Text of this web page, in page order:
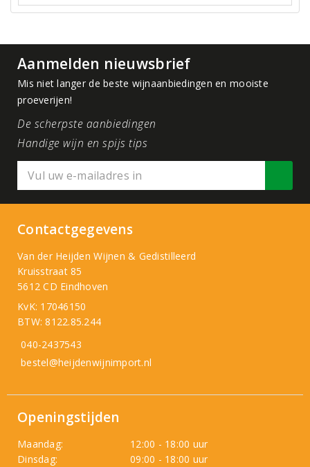
Aanmelden nieuwsbrief
Mis niet langer de beste wijnaanbiedingen en mooiste
proeverijen!
De scherpste aanbiedingen
Handige wijn en spijs tips
Contactgegevens
Van der Heijden Wijnen & Gedistilleerd
Kruisstraat 85
5612 CD Eindhoven
KvK: 17046150
BTW: 8122.85.244
040-2437543
bestel@heijdenwijnimport.nl
Openingstijden
Maandag:
12:00 - 18:00 uur
Dinsdag:
09:00 - 18:00 uur